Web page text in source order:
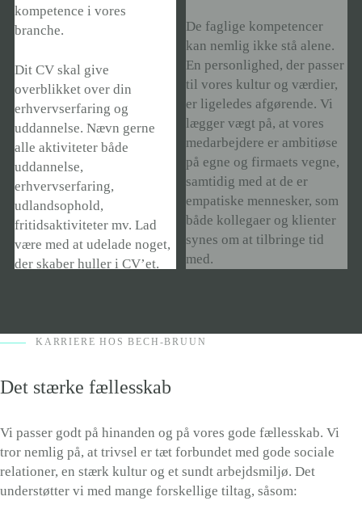
kompetence i vores
branche.
Dit CV skal give
overblikket over din
erhvervserfaring og
uddannelse. Nævn gerne
alle aktiviteter både
uddannelse,
erhvervserfaring,
udlandsophold,
fritidsaktiviteter mv. Lad
være med at udelade noget,
der skaber huller i CV’et.
studere. Derfor tæller alt
Ikke-studierelevant arbejde
undlade at nævne dette i dit
CV. Det gælder for
eksempel også frivilligt
arbejde, processpil,
De faglige kompetencer
kan nemlig ikke stå alene.
En personlighed, der passer
til vores kultur og værdier,
er ligeledes afgørende. Vi
lægger vægt på, at vores
medarbejdere er ambitiøse
på egne og firmaets vegne,
samtidig med at de er
empatiske mennesker, som
både kollegaer og klienter
synes om at tilbringe tid
med.
KARRIERE HOS BECH-BRUUN
Det stærke fællesskab
Vi passer godt på hinanden og på vores gode fællesskab. Vi
tror nemlig på, at trivsel er tæt forbundet med gode sociale
relationer, en stærk kultur og et sundt arbejdsmiljø. Det
understøtter vi med mange forskellige tiltag, såsom: